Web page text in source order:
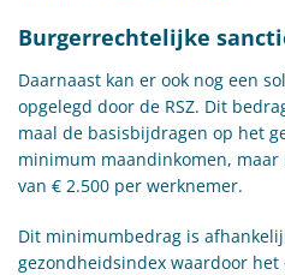
Burgerrechtelijke
Daarnaast kan er ook nog een
opgelegd door de RSZ. Dit
maal de basisbijdragen op het
minimum maandinkomen,
van € 2.500 per werknemer.
Dit minimumbedrag is
gezondheidsindex waardoor